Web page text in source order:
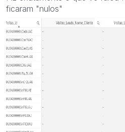
ficaram "nulos"